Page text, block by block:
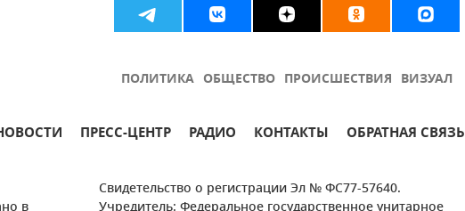
ПОЛИТИКА ОБЩЕСТВО ПРОИСШЕСТВИЯ ВИЗУАЛ
ПРЕСС-ЦЕНТР РАДИО КОНТАКТЫ ОБРАТНАЯ СВЯЗЬ
Свидетельство о регистрации Эл № ФС77-57640.